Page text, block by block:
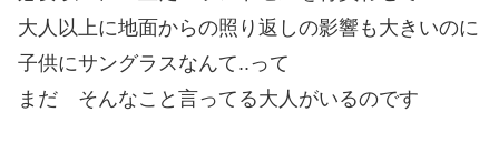
大人以上に地面からの照り返しの影響も大きいのに
子供にサングラスなんて..って
まだ そんなこと言ってる大人がいるのです